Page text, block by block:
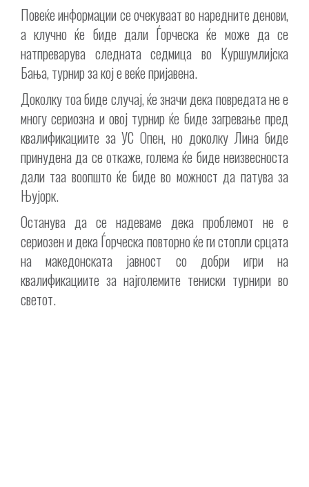
Повеќе информации се очекуваат во наредните денови,
а клучно ќе биде дали Ѓорческа ќе може да се
натпреварува следната седмица во Куршумлијска
Бања, турнир за кој е веќе пријавена.
Доколку тоа биде случај, ќе значи дека повредата не е
многу сериозна и овој турнир ќе биде загревање пред
квалификациите за УС Опен, но доколку Лина биде
принудена да се откаже, голема ќе биде неизвесноста
дали таа воопшто ќе биде во можност да патува за
Њујорк.
Останува да се надеваме дека проблемот не е
сериозен и дека Ѓорческа повторно ќе ги стопли срцата
на македонската јавност со добри игри на
квалификациите за најголемите тениски турнири во
светот.